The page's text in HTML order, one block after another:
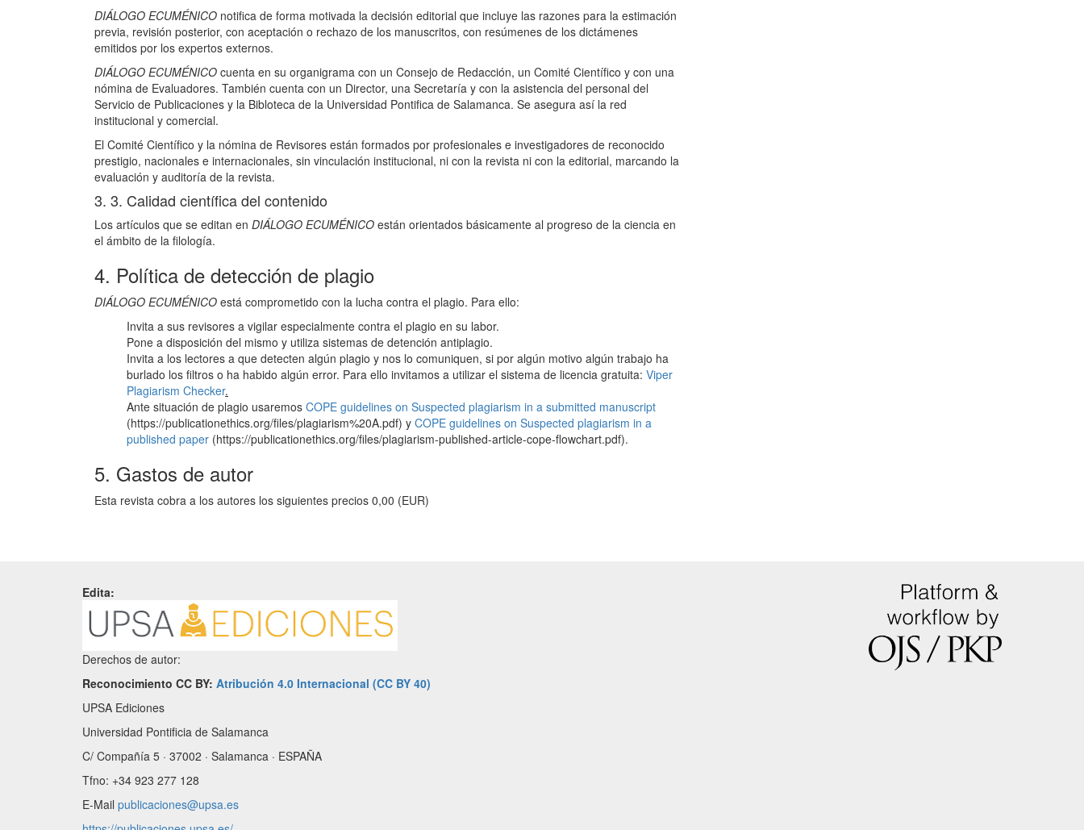
DIÁLOGO ECUMÉNICO notifica de forma motivada la decisión editorial que incluye las razones para la estimación
previa, revisión posterior, con aceptación o rechazo de los manuscritos, con resúmenes de los dictámenes
emitidos por los expertos externos.
DIÁLOGO ECUMÉNICO cuenta en su organigrama con un Consejo de Redacción, un Comité Científico y con una
nómina de Evaluadores. También cuenta con un Director, una Secretaría y con la asistencia del personal del
Servicio de Publicaciones y la Bibloteca de la Universidad Pontifica de Salamanca. Se asegura así la red
institucional y comercial.
El Comité Científico y la nómina de Revisores están formados por profesionales e investigadores de reconocido
prestigio, nacionales e internacionales, sin vinculación institucional, ni con la revista ni con la editorial, marcando la
evaluación y auditoría de la revista.
3. 3. Calidad científica del contenido
Los artículos que se editan en DIÁLOGO ECUMÉNICO están orientados básicamente al progreso de la ciencia en
el ámbito de la filología.
4. Política de detección de plagio
DIÁLOGO ECUMÉNICO está comprometido con la lucha contra el plagio. Para ello:
Invita a sus revisores a vigilar especialmente contra el plagio en su labor.
Pone a disposición del mismo y utiliza sistemas de detención antiplagio.
Invita a los lectores a que detecten algún plagio y nos lo comuniquen, si por algún motivo algún trabajo ha
burlado los filtros o ha habido algún error. Para ello invitamos a utilizar el sistema de licencia gratuita: Viper
Plagiarism Checker.
Ante situación de plagio usaremos COPE guidelines on Suspected plagiarism in a submitted manuscript
(https://publicationethics.org/files/plagiarism%20A.pdf) y COPE guidelines on Suspected plagiarism in a
published paper (https://publicationethics.org/files/plagiarism-published-article-cope-flowchart.pdf).
5. Gastos de autor
Esta revista cobra a los autores los siguientes precios 0,00 (EUR)
Edita:
Derechos de autor:
Reconocimiento CC BY: Atribución 4.0 Internacional (CC BY 40)
UPSA Ediciones
Universidad Pontificia de Salamanca
C/ Compañía 5 · 37002 · Salamanca · ESPAÑA
Tfno: +34 923 277 128
E-Mail publicaciones@upsa.es